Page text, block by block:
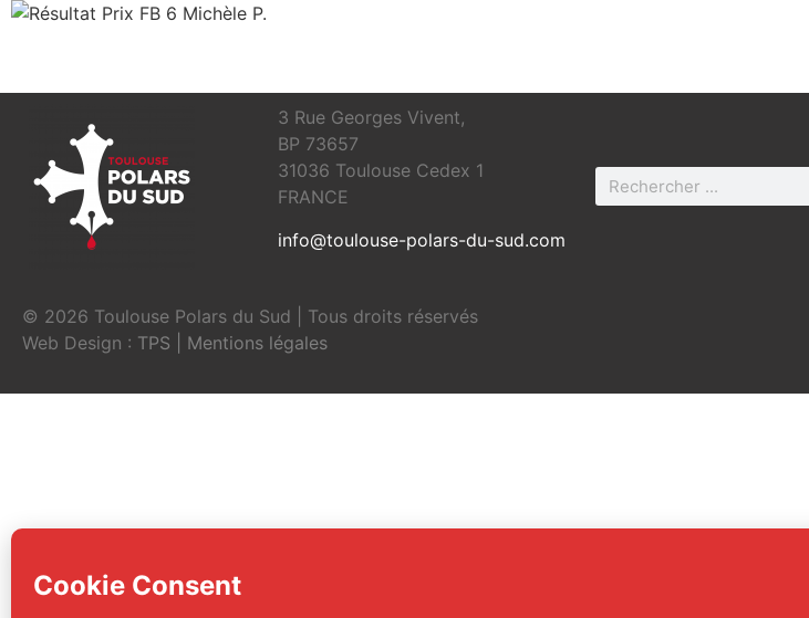
3 Rue Georges Vivent,
BP 73657
31036 Toulouse Cedex 1
FRANCE
info@toulouse-polars-du-sud.com
© 2026 Toulouse Polars du Sud | Tous droits réservés
Web Design : TPS Mentions légales